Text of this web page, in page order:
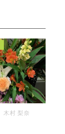
木村 梨奈